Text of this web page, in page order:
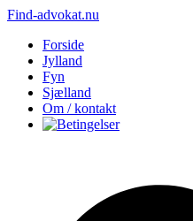
Find-advokat.nu
Forside
Jylland
Fyn
Sjælland
Om / kontakt